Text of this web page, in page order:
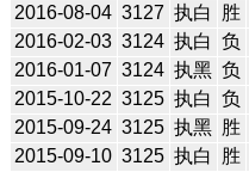
2016-08-04 3127 执白 胜
2016-02-03 3124 执白 负
2016-01-07 3124 执黑 负
2015-10-22 3125 执白 负
2015-09-24 3125 执黑 胜
2015-09-10 3125 执白 胜